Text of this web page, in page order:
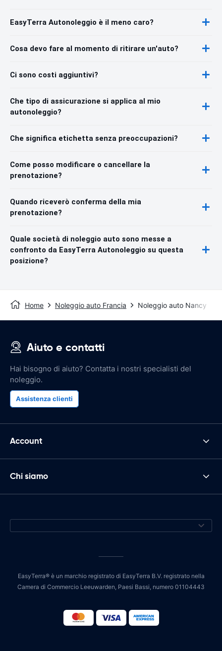
EasyTerra Autonoleggio è il meno caro?
Cosa devo fare al momento di ritirare un'auto?
Ci sono costi aggiuntivi?
Che tipo di assicurazione si applica al mio
autonoleggio?
Che significa etichetta senza preoccupazioni?
Come posso modificare o cancellare la
prenotazione?
Quando riceverò conferma della mia
prenotazione?
Quale società di noleggio auto sono messe a
confronto da EasyTerra Autonoleggio su questa
posizione?
Home Noleggio auto Francia Noleggio auto Nancy
Aiuto e contatti
Hai bisogno di aiuto? Contatta i nostri specialisti del
noleggio.
Assistenza clienti
Account
Chi siamo
EasyTerra® è un marchio registrato di EasyTerra B.V. registrato nella
Camera di Commercio Leeuwarden, Paesi Bassi, numero 01104443